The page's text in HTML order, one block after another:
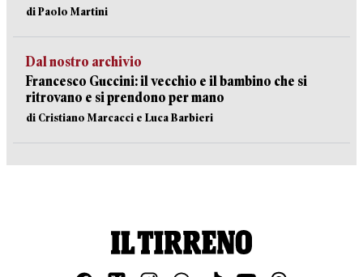
di Paolo Martini
Dal nostro archivio
Francesco Guccini: il vecchio e il bambino che si
ritrovano e si prendono per mano
di Cristiano Marcacci e Luca Barbieri